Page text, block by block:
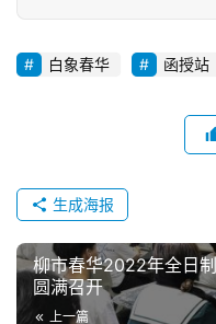
白象春华 函授站
生成海报
柳市春华2022年全日
圆满召开
上一篇